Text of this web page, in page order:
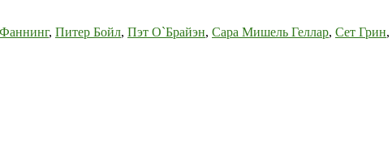
, Питер Бойл, Пэт О`Брайэн, Сара Мишель Геллар, Сет Грин,